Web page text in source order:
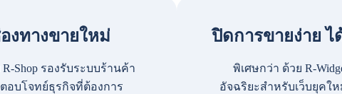
งทางขายใหม่
Shop รองรับระบบร้านค้า
อบโจทย์ธุรกิจที่ต้องการ
ปิดการขายง่าย ไ
พิเศษกว่า ด้วย R-
อัจฉริยะสำหรับเว็บยุคใ